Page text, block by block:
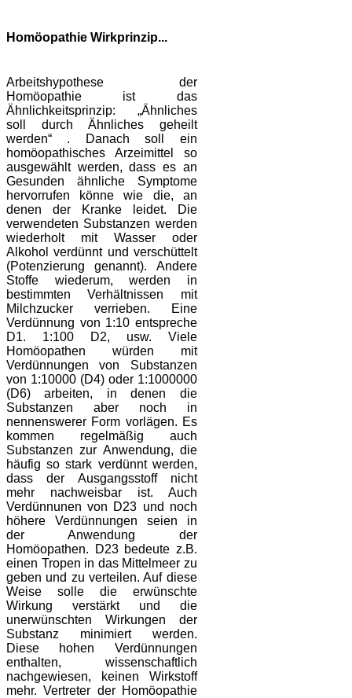
Homöopathie Wirkprinzip...
Arbeitshypothese der
Homöopathie ist das
Ähnlichkeitsprinzip: „Ähnliches
soll durch Ähnliches geheilt
werden“ . Danach soll ein
homöopathisches Arzeimittel so
ausgewählt werden, dass es an
Gesunden ähnliche Symptome
hervorrufen könne wie die, an
denen der Kranke leidet. Die
verwendeten Substanzen werden
wiederholt mit Wasser oder
Alkohol verdünnt und verschüttelt
(Potenzierung genannt). Andere
Stoffe wiederum, werden in
bestimmten Verhältnissen mit
Milchzucker verrieben. Eine
Verdünnung von 1:10 entspreche
D1. 1:100 D2, usw. Viele
Homöopathen würden mit
Verdünnungen von Substanzen
von 1:10000 (D4) oder 1:1000000
(D6) arbeiten, in denen die
Substanzen aber noch in
nennenswerer Form vorlägen. Es
kommen regelmäßig auch
Substanzen zur Anwendung, die
häufig so stark verdünnt werden,
dass der Ausgangsstoff nicht
mehr nachweisbar ist. Auch
Verdünnunen von D23 und noch
höhere Verdünnungen seien in
der Anwendung der
Homöopathen. D23 bedeute z.B.
einen Tropen in das Mittelmeer zu
geben und zu verteilen. Auf diese
Weise solle die erwünschte
Wirkung verstärkt und die
unerwünschten Wirkungen der
Substanz minimiert werden.
Diese hohen Verdünnungen
enthalten, wissenschaftlich
nachgewiesen, keinen Wirkstoff
mehr. Vertreter der Homöopathie